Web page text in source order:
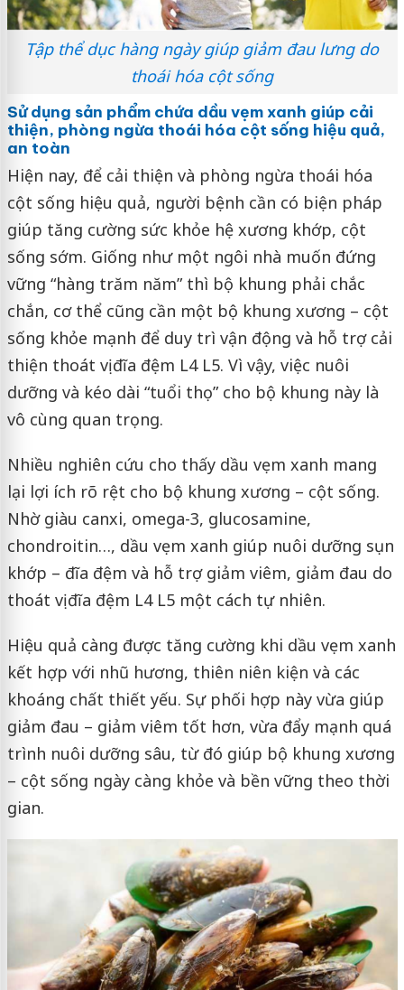
Tập thể dục hàng ngày giúp giảm đau lưng do
thoái hóa cột sống
Sử dụng sản phẩm chứa dầu vẹm xanh giúp cải
thiện, phòng ngừa thoái hóa cột sống hiệu quả,
an toàn
Hiện nay, để cải thiện và phòng ngừa thoái hóa
cột sống hiệu quả, người bệnh cần có biện pháp
giúp tăng cường sức khỏe hệ xương khớp, cột
sống sớm. Giống như một ngôi nhà muốn đứng
vững “hàng trăm năm” thì bộ khung phải chắc
chắn, cơ thể cũng cần một bộ khung xương – cột
sống khỏe mạnh để duy trì vận động và hỗ trợ cải
thiện thoát vị đĩa đệm L4 L5. Vì vậy, việc nuôi
dưỡng và kéo dài “tuổi thọ” cho bộ khung này là
vô cùng quan trọng.
Nhiều nghiên cứu cho thấy dầu vẹm xanh mang
lại lợi ích rõ rệt cho bộ khung xương – cột sống.
Nhờ giàu canxi, omega-3, glucosamine,
chondroitin…, dầu vẹm xanh giúp nuôi dưỡng sụn
khớp – đĩa đệm và hỗ trợ giảm viêm, giảm đau do
thoát vị đĩa đệm L4 L5 một cách tự nhiên.
Hiệu quả càng được tăng cường khi dầu vẹm xanh
kết hợp với nhũ hương, thiên niên kiện và các
khoáng chất thiết yếu. Sự phối hợp này vừa giúp
giảm đau – giảm viêm tốt hơn, vừa đẩy mạnh quá
trình nuôi dưỡng sâu, từ đó giúp bộ khung xương
– cột sống ngày càng khỏe và bền vững theo thời
gian.